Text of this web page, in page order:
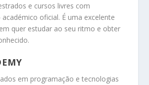
e cursos livres com
oficial. É uma excelente
quer estudar ao seu ritmo e obter
em programação e tecnologias